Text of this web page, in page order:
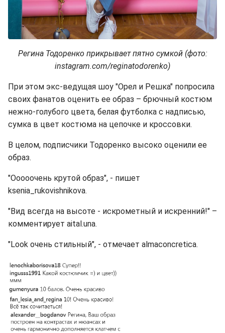
Регина Тодоренко прикрывает пятно сумкой (фото:
instagram.com/reginatodorenko)
При этом экс-ведущая шоу "Орел и Решка" попросила
своих фанатов оценить ее образ – брючный костюм
нежно-голубого цвета, белая футболка с надписью,
сумка в цвет костюма на цепочке и кроссовки.
В целом, подписчики Тодоренко высоко оценили ее
образ.
"Ооооочень крутой образ", - пишет
ksenia_rukovishnikova.
"Вид всегда на высоте - искрометный и искренний!" –
комментирует aital.una.
"Look очень стильный", - отмечает almaconcretica.